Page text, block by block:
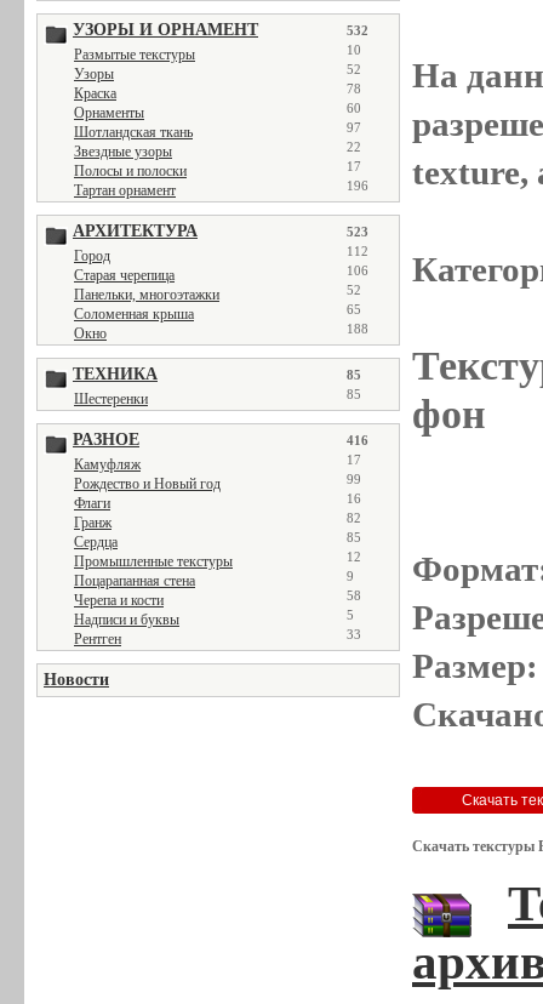
УЗОРЫ И ОРНАМЕНТ 532
Размытые текстуры 10
Узоры 52
Краска 78
Орнаменты 60
Шотландская ткань 97
Звездные узоры 22
Полосы и полоски 17
Тартан орнамент 196
АРХИТЕКТУРА 523
Город 112
Старая черепица 106
Панельки, многоэтажки 52
Соломенная крыша 65
Окно 188
ТЕХНИКА 85
Шестеренки 85
РАЗНОЕ 416
Камуфляж 17
Рождество и Новый год 99
Флаги 16
Гранж 82
Сердца 85
Промышленные текстуры 12
Поцарапанная стена 9
Черепа и кости 58
Надписи и буквы 5
Рентген 33
Новости
На
texture,
фон
Скачать текстуры